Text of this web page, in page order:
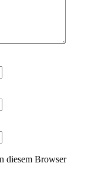
diesem Browser